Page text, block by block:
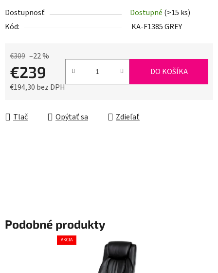
Dostupnosť Dostupné (>15 ks)
Kód:
KA-F1385 GREY
€309 –22 %
€239
€194,30 bez DPH
DO KOŠÍKA
Tlač Opýtať sa Zdieľať
Podobné produkty
AKCIA